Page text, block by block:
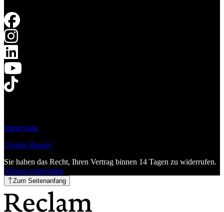
Impressum
Cookie Banner
Sie haben das Recht, Ihren Vertrag binnen 14 Tagen zu widerrufen.
Vertrag widerrufen
Zum Seitenanfang